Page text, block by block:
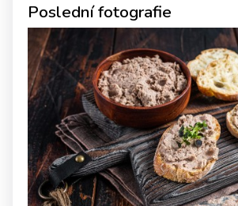
Poslední fotografie